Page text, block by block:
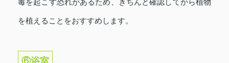
毒を起こす恐れがあるため、きちんと確認してから植物
を植えることをおすすめします。
⑥浴室